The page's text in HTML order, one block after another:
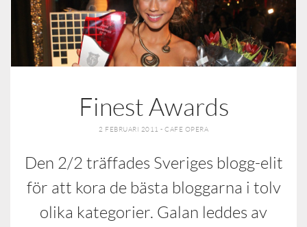
Finest Awards
2 FEBRUARI 2011 - CAFE OPERA
Den 2/2 träffades Sveriges blogg-elit
för att kora de bästa bloggarna i tolv
olika kategorier. Galan leddes av